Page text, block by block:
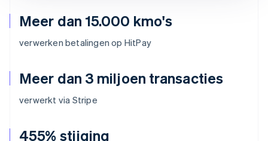
Meer dan 15.000 kmo's
verwerken betalingen op HitPay
Meer dan 3 miljoen transacties
verwerkt via Stripe
455% stijging